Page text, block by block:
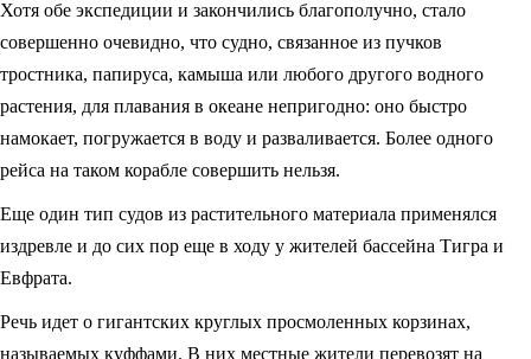
Хотя обе экспедиции и закончились благополучно, стало
совершенно очевидно, что судно, связанное из пучков
тростника, папируса, камыша или любого другого водного
растения, для плавания в океане непригодно: оно быстро
намокает, погружается в воду и разваливается. Более одного
рейса на таком корабле совершить нельзя.
Еще один тип судов из растительного материала применялся
издревле и до сих пор еще в ходу у жителей бассейна Тигра и
Евфрата.
Речь идет о гигантских круглых просмоленных корзинах,
называемых куффами. В них местные жители перевозят на